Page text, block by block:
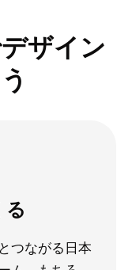
ザイン
つながる日本